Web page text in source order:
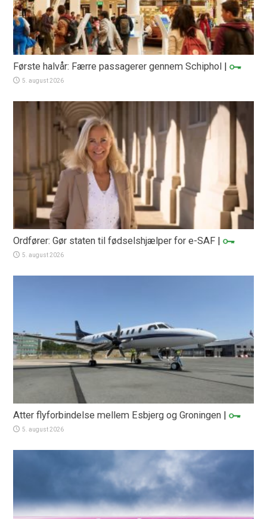
Første halvår: Færre passagerer gennem Schiphol |
5. august 2026
Ordfører: Gør staten til fødselshjælper for e-SAF |
5. august 2026
Atter flyforbindelse mellem Esbjerg og Groningen |
5. august 2026